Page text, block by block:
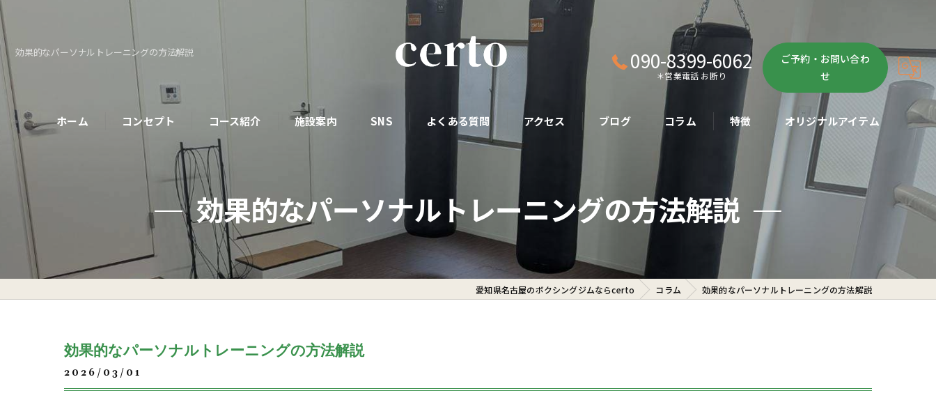
効果的なパーソナルトレーニングの方法解説 090-8399-6062
＊営業電話 お断り
ご予約・お問い合わ
せ
ホーム コンセプト コース紹介
パーソナルコース
初めての方へ
施設案内 SNS よくある質問 アクセス ブログ コラム 特徴
ボクササイズ
パーソナル
ボディメイク
初心者
ダイエット
オリジナルアイテム
効果的なパーソナルトレーニングの方法解説
愛知県名古屋のボクシングジムならcerto コラム 効果的なパーソナルトレーニングの方法解説
効果的なパーソナルトレーニングの方法解説
2026/03/01